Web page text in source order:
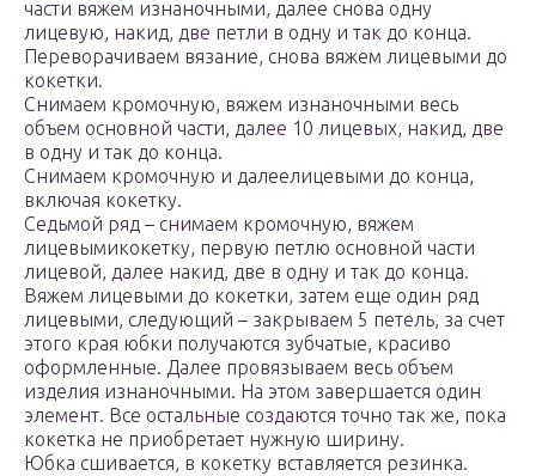
части вяжем изнаночными, далее снова одну
лицевую, накид, две петли в одну и так до конца.
Переворачиваем вязание, снова вяжем лицевыми до
кокетки.
Снимаем кромочную, вяжем изнаночными весь
объем основной части, далее 10 лицевых, накид, две
в одну и так до конца.
Снимаем кромочную и далеелицевыми до конца,
включая кокетку.
Седьмой ряд – снимаем кромочную, вяжем
лицевымикокетку, первую петлю основной части
лицевой, далее накид, две в одну и так до конца.
Вяжем лицевыми до кокетки, затем еще один ряд
лицевыми, следующий – закрываем 5 петель, за счет
этого края юбки получаются зубчатые, красиво
оформленные. Далее провязываем весь объем
изделия изнаночными. На этом завершается один
элемент. Все остальные создаются точно так же, пока
кокетка не приобретает нужную ширину.
Юбка сшивается, в кокетку вставляется резинка.